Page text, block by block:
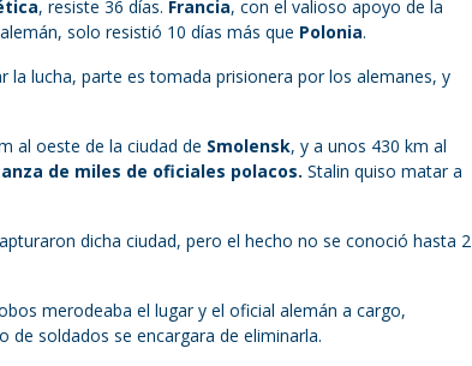
, resiste 36 días. Francia, con el valioso apoyo de la
solo resistió 10 días más que Polonia.
la lucha, parte es tomada prisionera por los alemanes, y
al oeste de la ciudad de Smolensk, y a unos 430 km al
de miles de oficiales polacos. Stalin quiso matar a
dicha ciudad, pero el hecho no se conoció hasta 2
merodeaba el lugar y el oficial alemán a cargo,
de soldados se encargara de eliminarla.